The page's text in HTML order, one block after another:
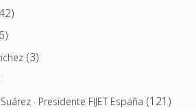
(3)
· Presidente FIJET España (121)